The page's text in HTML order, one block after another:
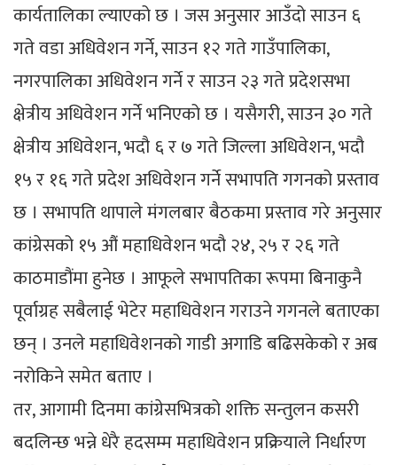
कार्यतालिका ल्याएको छ । जस अनुसार आउँदो साउन ६
गते वडा अधिवेशन गर्ने, साउन १२ गते गाउँपालिका,
नगरपालिका अधिवेशन गर्ने र साउन २३ गते प्रदेशसभा
क्षेत्रीय अधिवेशन गर्ने भनिएको छ । यसैगरी, साउन ३० गते
क्षेत्रीय अधिवेशन, भदौ ६ र ७ गते जिल्ला अधिवेशन, भदौ
१५ र १६ गते प्रदेश अधिवेशन गर्ने सभापति गगनको प्रस्ताव
छ । सभापति थापाले मंगलबार बैठकमा प्रस्ताव गरे अनुसार
कांग्रेसको १५ औं महाधिवेशन भदौ २४, २५ र २६ गते
काठमाडौंमा हुनेछ । आफूले सभापतिका रूपमा बिनाकुनै
पूर्वाग्रह सबैलाई भेटेर महाधिवेशन गराउने गगनले बताएका
छन् । उनले महाधिवेशनको गाडी अगाडि बढिसकेको र अब
नरोकिने समेत बताए ।
तर, आगामी दिनमा कांग्रेसभित्रको शक्ति सन्तुलन कसरी
बदलिन्छ भन्ने धेरै हदसम्म महाधिवेशन प्रक्रियाले निर्धारण